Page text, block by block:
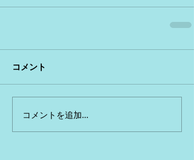
コメント
コメントを追加…